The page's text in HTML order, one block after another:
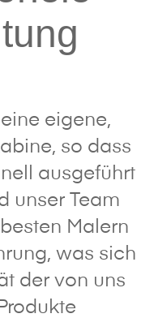
eigene,
so dass
ausgeführt
unser Team
Malern
was sich
der von uns